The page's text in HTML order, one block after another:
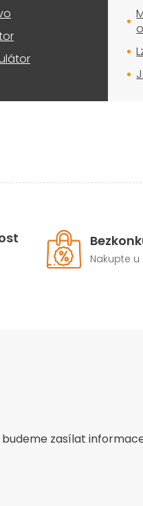
Nakupte
zasílat